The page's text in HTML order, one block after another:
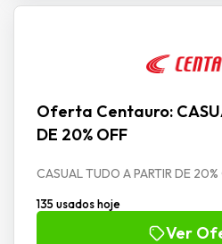
Oferta Centauro:
DE 20% OFF
CASUAL TUDO A PARTIR DE 20%
135 usados hoje
Ver